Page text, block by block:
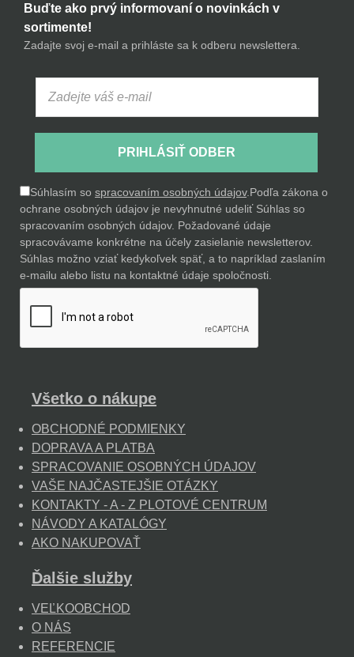
Buďte ako prvý informovaní o novinkách v
sortimente!
Zadajte svoj e-mail a prihláste sa k odberu newslettera.
PRIHLÁSIŤ ODBER
Súhlasím so spracovaním osobných údajov. Podľa zákona o
ochrane osobných údajov je nevyhnutné udeliť Súhlas so
spracovaním osobných údajov. Požadované údaje
spracovávame konkrétne na účely zasielanie newsletterov.
Súhlas možno vziať kedykoľvek späť, a to napríklad zaslaním
e-mailu alebo listu na kontaktné údaje spoločnosti.
Všetko o nákupe
OBCHODNÉ PODMIENKY
DOPRAVA A PLATBA
SPRACOVANIE OSOBNÝCH ÚDAJOV
VAŠE NAJČASTEJŠIE OTÁZKY
KONTAKTY - A - Z PLOTOVÉ CENTRUM
NÁVODY A KATALÓGY
AKO NAKUPOVAŤ
Ďalšie služby
VEĽKOOBCHOD
O NÁS
REFERENCIE